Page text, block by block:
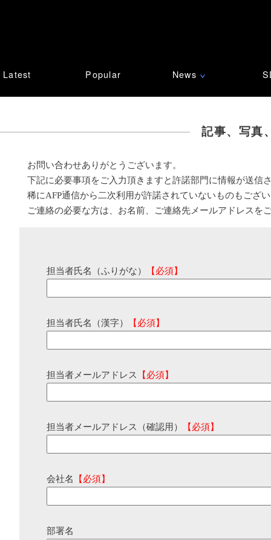
Latest Popular News ∨
記事、写真
お問い合わせありがとうございます。
下記に必要事項をご入力頂きますと許諾部門に情報が送信
稀にAFP通信から二次利用が許諾されていないものもござ
ご連絡の必要な方は、お名前、ご連絡先メールアドレスを
担当者氏名（ふりがな） 【必須】
担当者氏名（漢字） 【必須】
担当者メールアドレス 【必須】
担当者メールアドレス（確認用） 【必須】
会社名 【必須】
部署名